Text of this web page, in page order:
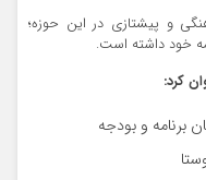
و پیشتازی در این حوزه؛
خود داشته است.
کرد:
برنامه و بودجه